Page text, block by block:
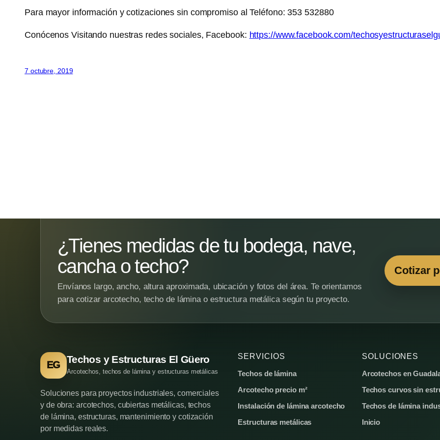
Para mayor información y cotizaciones sin compromiso al Teléfono: 353 532880
Conócenos Visitando nuestras redes sociales, Facebook: https://www.facebook.com/
7 octubre, 2019
¿Tienes medidas de tu bodega, nave,
cancha o techo?
Envíanos largo, ancho, altura aproximada, ubicación y fotos del área. Te orientamos
para cotizar arcotecho, techo de lámina o estructura metálica según tu proyecto.
Cotizar
EG
Techos y Estructuras El Güero
Arcotechos, techos de lámina y estructuras metálicas
Soluciones para proyectos industriales, comerciales
y de obra: arcotechos, cubiertas metálicas, techos
de lámina, estructuras, mantenimiento y cotización
por medidas reales.
SERVICIOS
Techos de lámina
Arcotecho precio m²
Instalación de lámina arcotecho
Estructuras metálicas
SOLUCIONES
Arcotechos en
Techos curvos sin
Techos de lámina
Inicio